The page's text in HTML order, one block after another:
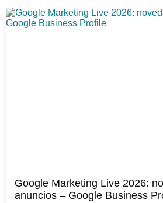
Google Marketing Live 2026:
anuncios – Google Business